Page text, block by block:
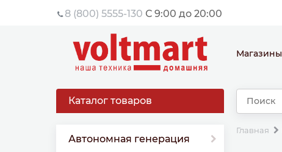
8 (800) 5555-130 С 9:00 до 20:00
Магазины
Каталог товаров
Автономная генерация
Главная